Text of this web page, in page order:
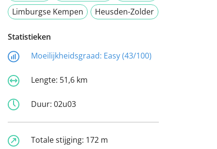
Limburgse Kempen
Heusden-Zolder
Statistieken
Moeilijkheidsgraad: Easy (43/100)
Lengte: 51,6 km
Duur: 02u03
Totale stijging: 172 m